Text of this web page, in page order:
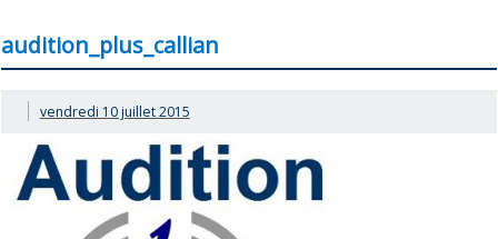
audition_plus_callian
vendredi 10 juillet 2015